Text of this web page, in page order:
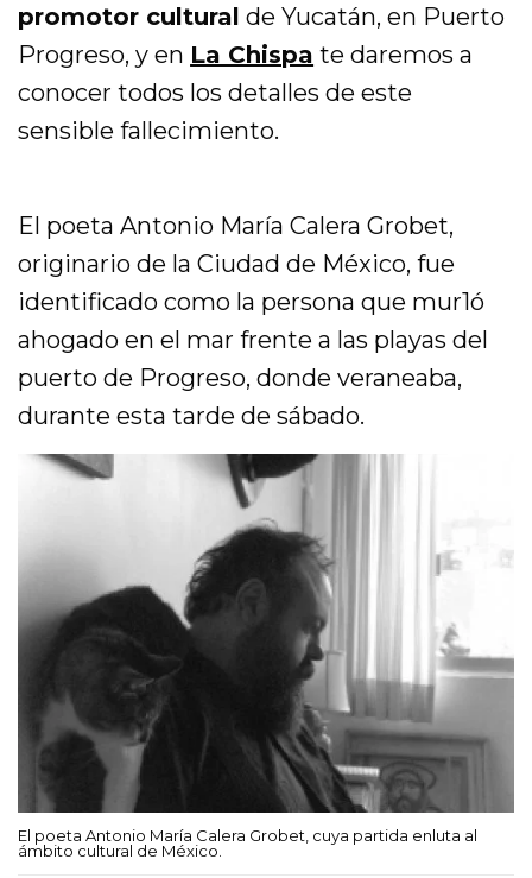
promotor cultural de Yucatán, en Puerto
Progreso, y en La Chispa te daremos a
conocer todos los detalles de este
sensible fallecimiento.
El poeta Antonio María Calera Grobet,
originario de la Ciudad de México, fue
identificado como la persona que mur1ó
ahogado en el mar frente a las playas del
puerto de Progreso, donde veraneaba,
durante esta tarde de sábado.
El poeta Antonio María Calera Grobet, cuya partida enluta al
ámbito cultural de México.